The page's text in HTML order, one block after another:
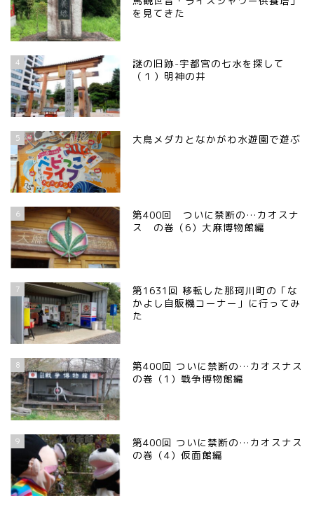
を見てきた
4
謎の旧跡-宇都宮の七水を探して
（１）明神の井
5 大鳥メダカとなかがわ水遊園で遊ぶ
6
第400回 ついに禁断の…カオスナ
ス の巻（6）大麻博物館編
7
第1631回 移転した那珂川町の「な
かよし自販機コーナー」に行ってみ
た
8
第400回 ついに禁断の…カオスナス
の巻（1）戦争博物館編
9
第400回 ついに禁断の…カオスナス
の巻（4）仮面館編